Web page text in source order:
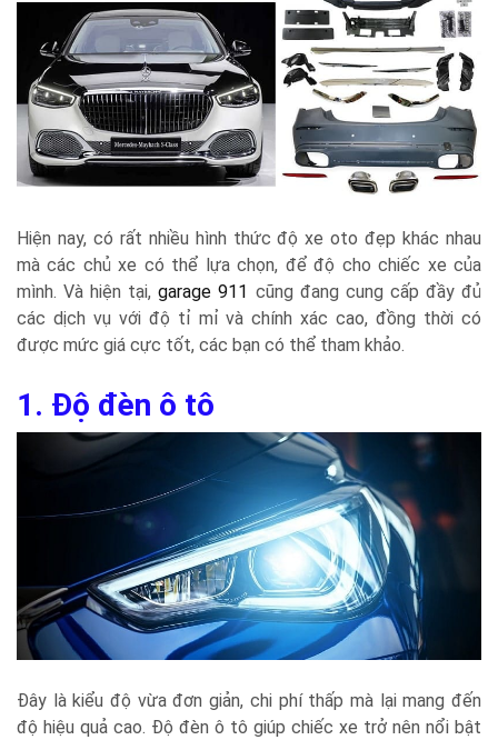
Hiện nay, có rất nhiều hình thức độ xe oto đẹp khác nhau
mà các chủ xe có thể lựa chọn, để độ cho chiếc xe của
mình. Và hiện tại,garage 911 cũng đang cung cấp đầy đủ
các dịch vụ với độ tỉ mỉ và chính xác cao, đồng thời có
được mức giá cực tốt, các bạn có thể tham khảo.
1. Độ đèn ô tô
Đây là kiểu độ vừa đơn giản, chi phí thấp mà lại mang đến
độ hiệu quả cao. Độ đèn ô tô giúp chiếc xe trở nên nổi bật